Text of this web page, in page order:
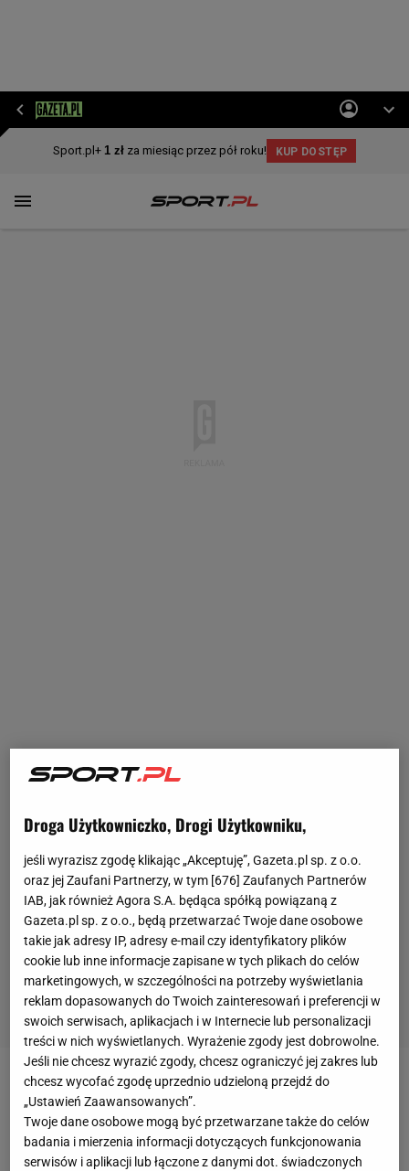
MARCIN PIETROWSKI
Frantisek Plach antybohaterem Piasta Gliwice?
Kapitan zespołu skomentował fatalną
interwencję
Droga Użytkowniczko, Drogi Użytkowniku,
jeśli wyrazisz zgodę klikając „Akceptuję”, Gazeta.pl sp. z o.o.
oraz jej Zaufani Partnerzy, w tym [676] Zaufanych Partnerów
IAB, jak również Agora S.A. będąca spółką powiązaną z
Gazeta.pl sp. z o.o., będą przetwarzać Twoje dane osobowe
takie jak adresy IP, adresy e-mail czy identyfikatory plików
cookie lub inne informacje zapisane w tych plikach do celów
marketingowych, w szczególności na potrzeby wyświetlania
reklam dopasowanych do Twoich zainteresowań i preferencji w
swoich serwisach, aplikacjach i w Internecie lub personalizacji
treści w nich wyświetlanych. Wyrażenie zgody jest dobrowolne.
Jeśli nie chcesz wyrazić zgody, chcesz ograniczyć jej zakres lub
chcesz wycofać zgodę uprzednio udzieloną przejdź do
„Ustawień Zaawansowanych”.
Twoje dane osobowe mogą być przetwarzane także do celów
badania i mierzenia informacji dotyczących funkcjonowania
serwisów i aplikacji lub łączone z danymi dot. świadczonych